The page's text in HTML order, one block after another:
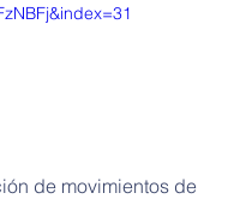
de movimientos de